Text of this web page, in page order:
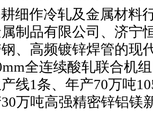
细作冷轧及金属材料
制品有限公司、济宁
、高频镀锌焊管的现
全连续酸轧联合机
线1条、年产70万吨
万吨高强精密锌铝镁